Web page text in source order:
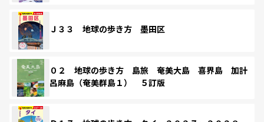
Ｊ３３ 地球の歩き方 墨田区
０２ 地球の歩き方 島旅 奄美大島 喜界島 加計
呂麻島（奄美群島１） ５訂版